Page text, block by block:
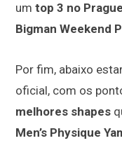
um top 3 no
Bigman Weekend
Por fim, abaixo
oficial, com os
melhores shapes
Men’s Physique